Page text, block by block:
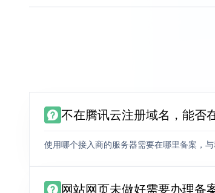
不在腾讯云注册域名，能否
使用哪个接入商的服务器需要在哪里备案，
网站网页未做好需要办理备